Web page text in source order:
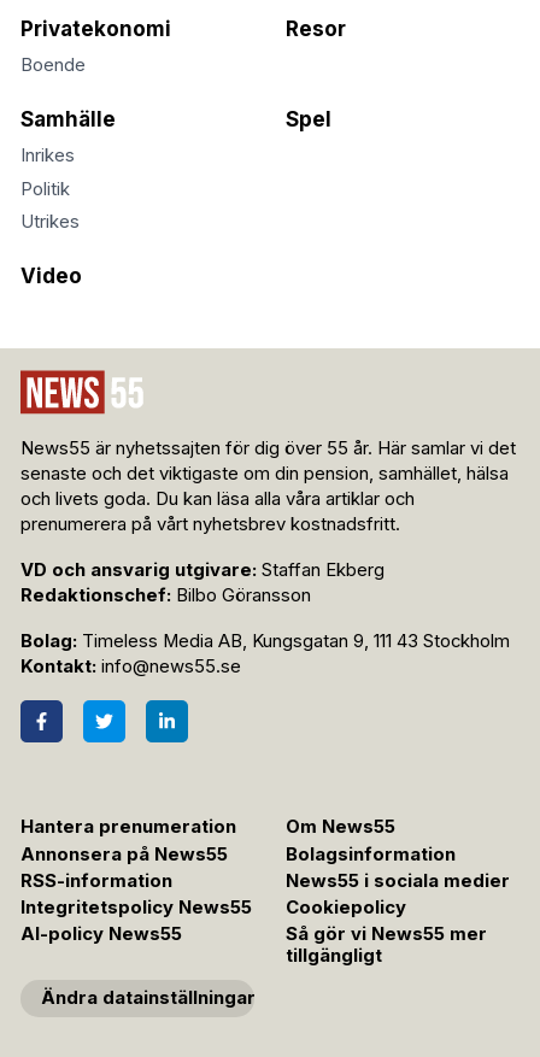
Privatekonomi
Boende
Resor
Samhälle
Inrikes
Politik
Utrikes
Spel
Video
News55 är nyhetssajten för dig över 55 år. Här samlar vi det
senaste och det viktigaste om din pension, samhället, hälsa
och livets goda. Du kan läsa alla våra artiklar och
prenumerera på vårt nyhetsbrev kostnadsfritt.
VD och ansvarig utgivare: Staffan Ekberg
Redaktionschef: Bilbo Göransson
Bolag: Timeless Media AB, Kungsgatan 9, 111 43 Stockholm
Kontakt: info@news55.se
Hantera prenumeration
Om News55
Annonsera på News55
Bolagsinformation
RSS-information
News55 i sociala medier
Integritetspolicy News55
Cookiepolicy
AI-policy News55
Så gör vi News55 mer
tillgängligt
Ändra datainställningar